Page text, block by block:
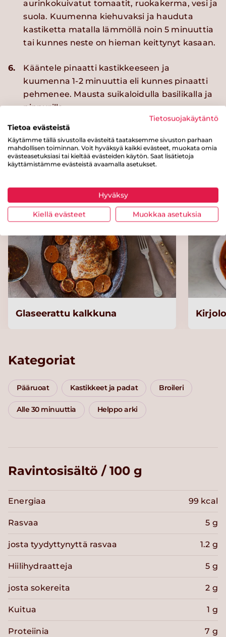
aurinkokuivatut tomaatit, ruokakerma, vesi ja
suola. Kuumenna kiehuvaksi ja hauduta
kastiketta matalla lämmöllä noin 5 minuuttia
tai kunnes neste on hieman keittynyt kasaan.
6.
Kääntele pinaatti kastikkeeseen ja
kuumenna 1-2 minuuttia eli kunnes pinaatti
pehmenee. Mausta suikaloidulla basilikalla ja
pippurilla.
Kokeile myös näitä reseptejä
Glaseerattu kalkkuna
Kategoriat
Pääruoat Kastikkeet ja padat Broileri
Alle 30 minuuttia Helppo arki
Ravintosisältö / 100 g
Energiaa 99 kcal
Rasvaa 5 g
josta tyydyttynyttä rasvaa 1.2 g
Hiilihydraatteja 5 g
josta sokereita 2 g
Kuitua 1 g
Proteiinia 7 g
Tietosuojakäytäntö
Tietoa evästeistä
Käytämme tällä sivustolla evästeitä taataksemme sivuston parhaan
mahdollisen toiminnan. Voit hyväksyä kaikki evästeet, muokata omia
evästeasetuksiasi tai kieltää evästeiden käytön. Saat lisätietoja
käyttämistämme evästeistä avaamalla asetukset.
Hyväksy
Kiellä evästeet Muokkaa asetuksia